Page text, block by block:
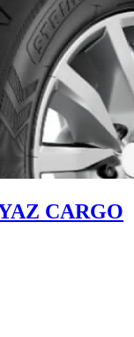
CARGO